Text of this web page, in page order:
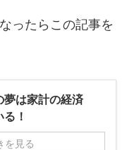
ったらこの記事を
夢は家計の経済
！
を見る